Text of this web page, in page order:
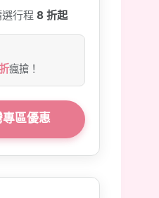
行程 8 折起
瘋搶！
區優惠